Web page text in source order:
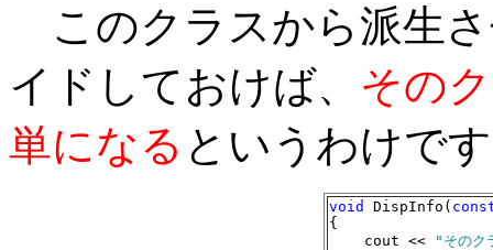
このクラスから派生
イドしておけば、 その
単になる というわけで
void DispInfo(
{
    cout <<
"そのク